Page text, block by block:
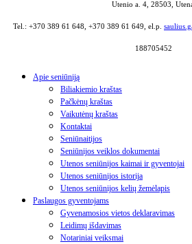
Utenio a. 4, 28503,
Tel.: +370 389 61 648, +370 389 61 649, el.p.
188705452
Apie seniūniją
Biliakiemio kraštas
Pačkėnų kraštas
Vaikutėnų kraštas
Kontaktai
Seniūnaitijos
Seniūnijos veiklos dokumentai
Utenos seniūnijos kaimai ir gyventojai
Utenos seniūnijos istorija
Utenos seniūnijos kelių žemėlapis
Paslaugos gyventojams
Gyvenamosios vietos deklaravimas
Leidimų išdavimas
Notariniai veiksmai